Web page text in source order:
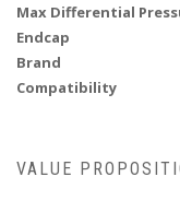
Max Differential
Endcap
Brand
Compatibility
VALUE